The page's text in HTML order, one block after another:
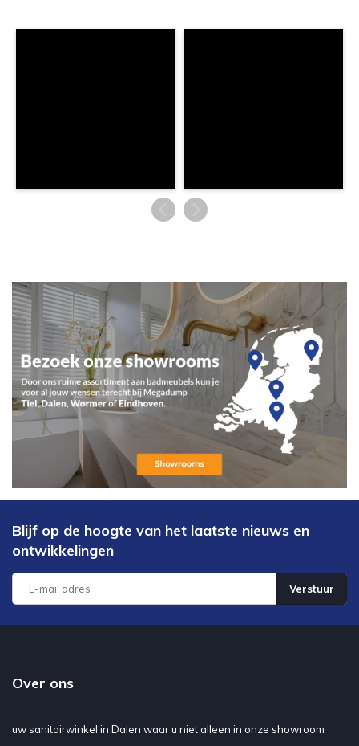
Blijf op de hoogte van het laatste nieuws en
ontwikkelingen
Verstuur
Over ons
uw sanitairwinkel in Dalen waar u niet alleen in onze showroom